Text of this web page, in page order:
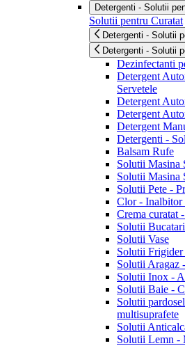
Detergenti - Solutii
Solutii pentru Curatat
Detergenti - Solutii
Detergenti - Solutii
Dezinfectanti
Detergent
Servetele
Detergent
Detergent
Detergent
Detergenti -
Balsam Rufe
Solutii Masina
Solutii Masina
Solutii Pete -
Clor - Inalbitor
Crema curatat
Solutii
Solutii Vase
Solutii
Solutii Aragaz
Solutii Inox -
Solutii Baie -
Solutii
multisuprafete
Solutii
Solutii Lemn -